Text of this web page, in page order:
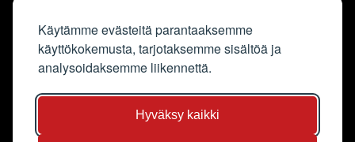
Käytämme evästeitä parantaaksemme
käyttökokemusta, tarjotaksemme sisältöä ja
analysoidaksemme liikennettä.
Hyväksy kaikki